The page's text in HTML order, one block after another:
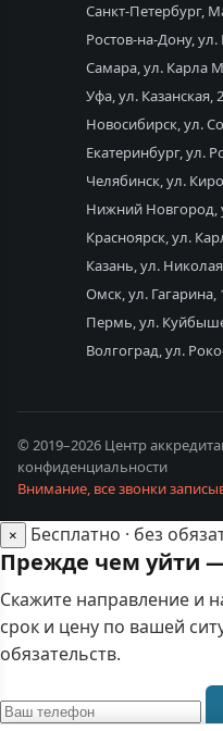
Санкт-Петербург,
Ростов-на-Дону,
Самара, ул. Карла
Уфа, ул. Казанская, 2
Новосибирск, ул.
Екатеринбург, ул.
Челябинск, ул.
Нижний Новгород,
Красноярск, ул.
Казань, ул.
Омск, ул. Гагарина,
Пермь, ул.
Волгоград, ул.
© 2019–2026 Центр
конфиденциальности
Внимание, все звонки
× Бесплатно · без
Прежде чем уйти
Скажите направление и
срок и цену по вашей
обязательств.